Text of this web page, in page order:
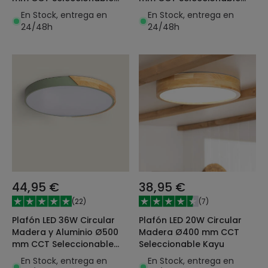
Semi-Dari
En Stock, entrega en
24/48h
Semi-Dari
En Stock, entrega en
24/48h
44,95 €
(22)
Plafón LED 36W Circular
Madera y Aluminio Ø500
mm CCT Seleccionable
Semi-Dari
En Stock, entrega en
38,95 €
(7)
Plafón LED 20W Circular
Madera Ø400 mm CCT
Seleccionable Kayu
En Stock, entrega en